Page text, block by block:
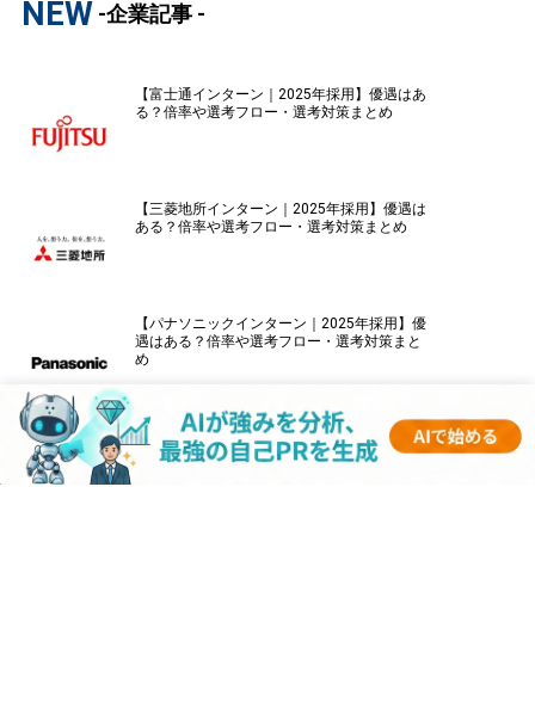
NEW -企業記事 -
【富士通インターン｜2025年採用】優遇はあ
る？倍率や選考フロー・選考対策まとめ
【三菱地所インターン｜2025年採用】優遇は
ある？倍率や選考フロー・選考対策まとめ
【パナソニックインターン｜2025年採用】優
遇はある？倍率や選考フロー・選考対策まと
め
【伊藤忠商事インターン｜2025年採用】優遇
はある？倍率や選考フロー・選考対策まとめ